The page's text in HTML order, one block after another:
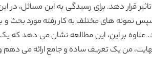
تاثیر قرار دهد. برای رسیدگی به این مسائل،
نمونه های مختلف به کار رفته مورد بحث و
علاوه بر این، این مطالعه نشان می دهد که
من یک تعریف ساده و جامع ارائه می دهم و